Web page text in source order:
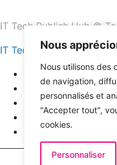
Nous
Nous utilisons des
de navigation,
personnalisés et
"Accepter tout",
cookies.
Personnaliser
IT Tech Publish Hub ©
IT Tech Publish Hub
Maison
Les sujets
Derniers livres
Entreprises de A à Z
Contactez-nous